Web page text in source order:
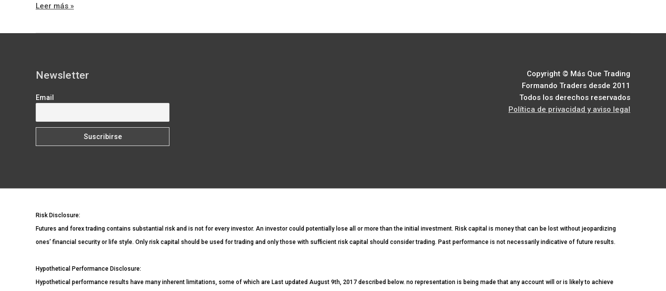
Análisis
cruce
ocho
Leer más »
Newsletter
Email
Copyright © Más Que Trading
Formando Traders desde 2011
Todos los derechos reservados
Política de privacidad y aviso legal
Risk Disclosure:
Futures and forex trading contains substantial risk and is not for every investor. An investor could potentially lose all or more than the initial investment. Risk capital is money that can be lost without jeopardizing
ones’ financial security or life style. Only risk capital should be used for trading and only those with sufficient risk capital should consider trading. Past performance is not necessarily indicative of future results.
Hypothetical Performance Disclosure:
Hypothetical performance results have many inherent limitations, some of which are Last updated August 9th, 2017 described below. no representation is being made that any account will or is likely to achieve